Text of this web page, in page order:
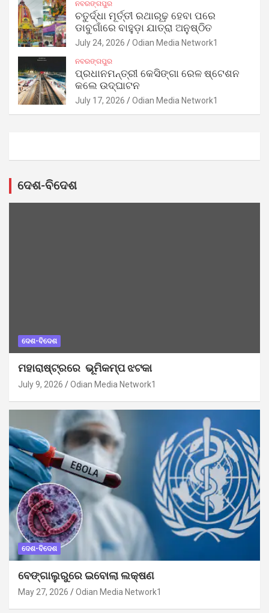
ନବରଙ୍ଗପୁର
ଚତୁର୍ଦ୍ଧା ମୂର୍ତ୍ତୀ ରଥାରୂଢ଼ ହେବା ପରେ
ଡାବୁଗାଁରେ ବାହୁଡ଼ା ଯାତ୍ରା ଅନୁଷ୍ଠିତ
July 24, 2026 Odian Media Network1
ନବରଙ୍ଗପୁର
ପ୍ରଧାନମନ୍ତ୍ରୀ କେସିଙ୍ଗା ରେଳ ଷ୍ଟେଶନ
କଲେ ଉଦ୍‌ଘାଟନ
July 17, 2026 Odian Media Network1
ଦେଶ-ବିଦେଶ
ଦେଶ-ବିଦେଶ
ମହାରାଷ୍ଟ୍ରରେ ଭୂମିକମ୍ପ ଝଟକା
July 9, 2026 Odian Media Network1
ଦେଶ-ବିଦେଶ
ବେଙ୍ଗାଲୁରୁରେ ଇବୋଲା ଲକ୍ଷଣ
May 27, 2026 Odian Media Network1